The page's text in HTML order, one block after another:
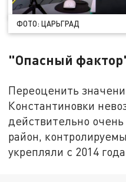
ФОТО: ЦАРЬГРАД
"Опасный
Переоценить
Константиновки
действительно
район,
укрепляли с 2014